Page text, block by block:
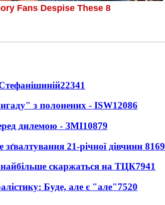
22341
з полонених - ISW12086
дилемою - ЗМІ10879
21-річної дівчини 8169
найбільше скаржаться на ТЦК7941
Буде, але є "але"7520